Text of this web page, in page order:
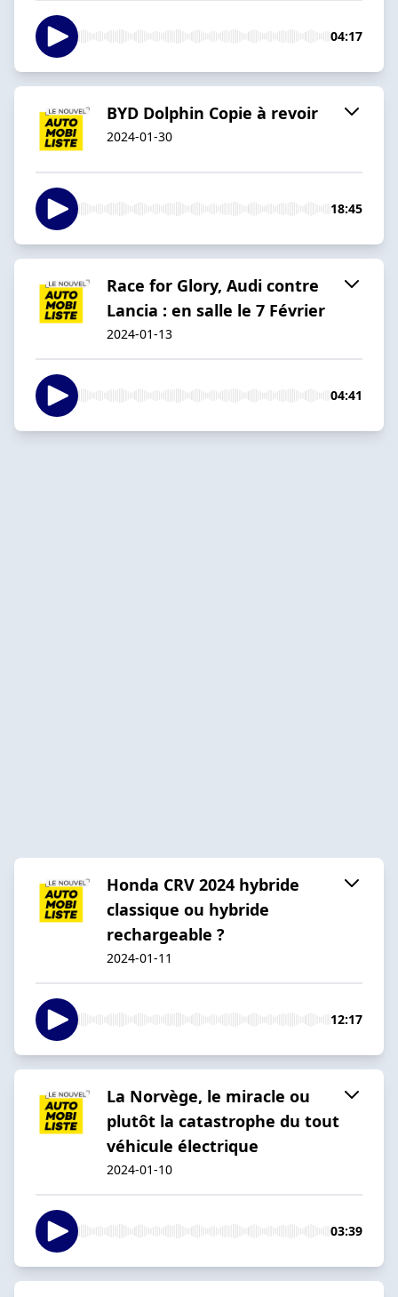
04:17
BYD Dolphin Copie à revoir
2024-01-30
18:45
Race for Glory, Audi contre
Lancia : en salle le 7 Février
2024-01-13
04:41
Honda CRV 2024 hybride
classique ou hybride
rechargeable ?
2024-01-11
12:17
La Norvège, le miracle ou
plutôt la catastrophe du tout
véhicule électrique
2024-01-10
03:39